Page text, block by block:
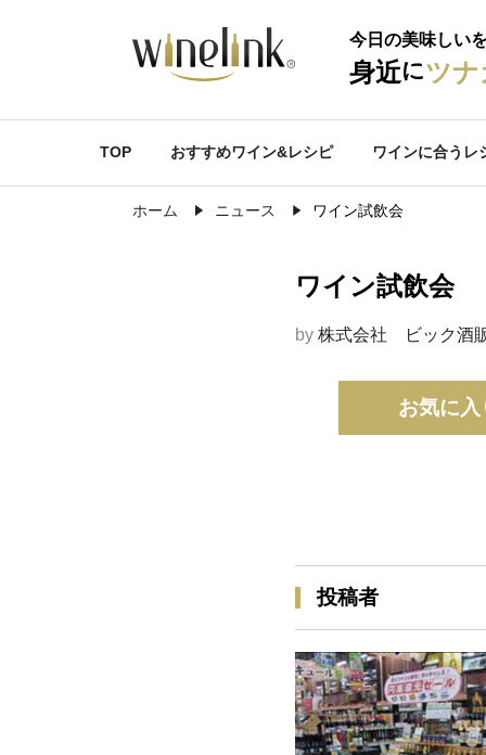
今日の美味しい
身近にツナ
TOP おすすめワイン&レシピ ワインに合うレ
ホーム ニュース ワイン試飲会
ワイン試飲会
by 株式会社 ビック酒
お気に
投稿者